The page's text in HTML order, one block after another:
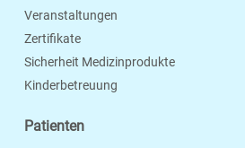
Veranstaltungen
Zertifikate
Sicherheit Medizinprodukte
Kinderbetreuung
Patienten